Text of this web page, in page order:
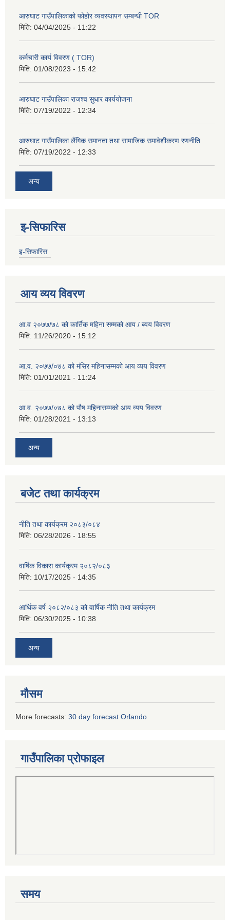
आरुघाट गाउँपालिकाको फोहोर व्यवस्थापन सम्बन्धी TOR
मिति: 04/04/2025 - 11:22
कर्मचारी कार्य विवरण ( TOR)
मिति: 01/08/2023 - 15:42
आरुघाट गाउँपालिका राजश्व सुधार कार्ययोजना
मिति: 07/19/2022 - 12:34
आरुघाट गाउँपालिका लैंगिक समानता तथा सामाजिक समावेशीकरण रणनीति
मिति: 07/19/2022 - 12:33
अन्य
इ-सिफारिस
इ-सिफारिस
आय व्यय विवरण
आ.व २०७७/७८ को कार्तिक महिना सम्मको आय / ब्यय विवरण
मिति: 11/26/2020 - 15:12
आ.व. २०७७/०७८ को मंसिर महिनासम्मको आय व्यय विवरण
मिति: 01/01/2021 - 11:24
आ.व. २०७७/०७८ को पौष महिनासम्मको आय व्यय विवरण
मिति: 01/28/2021 - 13:13
अन्य
बजेट तथा कार्यक्रम
नीति तथा कार्यक्रम २०८३/०८४
मिति: 06/28/2026 - 18:55
वार्षिक विकास कार्यक्रम २०८२/०८३
मिति: 10/17/2025 - 14:35
आर्थिक वर्ष २०८२/०८३ को वार्षिक नीति तथा कार्यक्रम
मिति: 06/30/2025 - 10:38
अन्य
मौसम
More forecasts: 30 day forecast Orlando
गाउँपालिका प्रोफाइल
समय